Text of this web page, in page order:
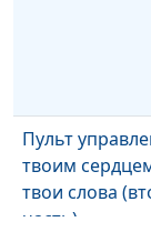
Пульт
твоим
твои слова
часть)